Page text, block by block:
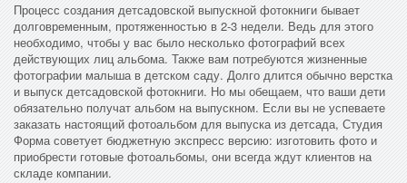
Процесс создания детсадовской выпускной фотокниги бывает
долговременным, протяженностью в 2-3 недели. Ведь для этого
необходимо, чтобы у вас было несколько фотографий всех
действующих лиц альбома. Также вам потребуются жизненные
фотографии малыша в детском саду. Долго длится обычно верстка
и выпуск детсадовской фотокниги. Но мы обещаем, что ваши дети
обязательно получат альбом на выпускном. Если вы не успеваете
заказать настоящий фотоальбом для выпуска из детсада, Студия
Форма советует бюджетную экспресс версию: изготовить фото и
приобрести готовые фотоальбомы, они всегда ждут клиентов на
складе компании.